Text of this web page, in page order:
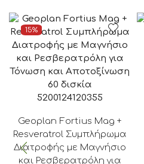
15%
5200124120355
Geoplan Fortius Mag +
Resveratrol Συμπλήρωμα
Διατροφής με Μαγνήσιο
και Ρεσβερατρόλη για